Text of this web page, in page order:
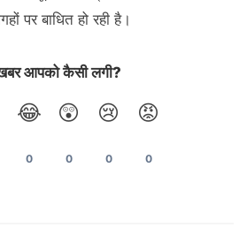
पर बाधित हो रही है।
आपको कैसी लगी?
😂
0
😲
0
😢
0
😡
0